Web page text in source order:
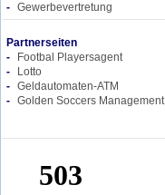
- Gewerbevertretung
Partnerseiten
-
Footbal Playersagent
-
Lotto
- Geldautomaten-ATM
- Golden Soccers Management